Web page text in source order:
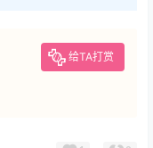
给TA打赏